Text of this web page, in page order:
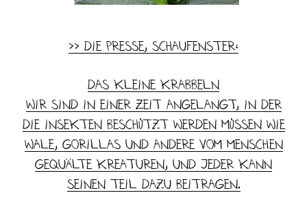
>> Die Presse, Schaufenster:
Das kleine Krabbeln
Wir sind in einer Zeit angelangt, in der
die Insekten beschützt werden müssen wie
Wale, Gorillas und andere vom Menschen
gequälte Kreaturen, und jeder kann
seinen Teil dazu beitragen.